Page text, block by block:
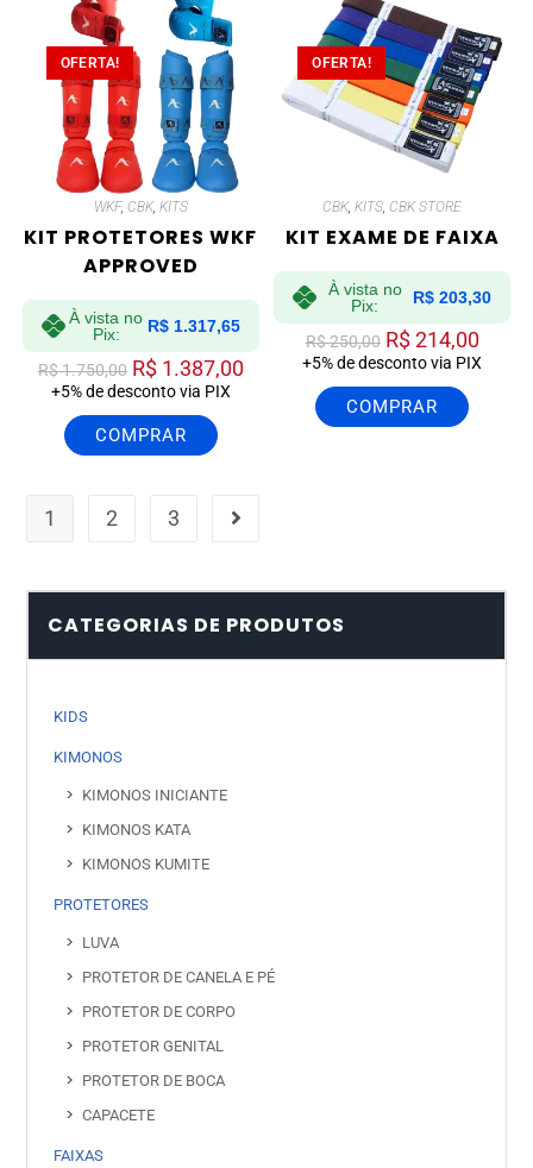
OFERTA!
WKF, CBK, KITS
KIT PROTETORES WKF
APPROVED
À vista no
Pix:
R$1.317,65
R$1.750,00 R$1.387,00
+5% de desconto via PIX
COMPRAR
OFERTA!
CBK,KITS, CBK STORE
KIT EXAME DE FAIXA
À vista no
Pix:
R$ 203,30
R$250,00 R$214,00
+5% de desconto via PIX
COMPRAR
1 2 3
CATEGORIAS DE PRODUTOS
KIDS
KIMONOS
KIMONOS INICIANTE
KIMONOS KATA
KIMONOS KUMITE
PROTETORES
LUVA
PROTETOR DE CANELA E PÉ
PROTETOR DE CORPO
PROTETOR GENITAL
PROTETOR DE BOCA
CAPACETE
FAIXAS